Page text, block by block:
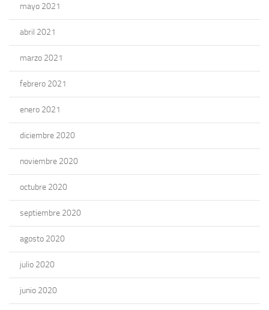
mayo 2021
abril 2021
marzo 2021
febrero 2021
enero 2021
diciembre 2020
noviembre 2020
octubre 2020
septiembre 2020
agosto 2020
julio 2020
junio 2020